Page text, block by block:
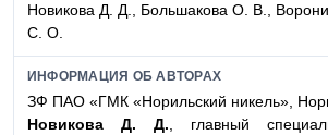
Новикова Д. Д., Большакова О. В.,
С. О.
ИНФОРМАЦИЯ ОБ АВТОРАХ
ЗФ ПАО «ГМК «Норильский никель»,
Новикова Д. Д., главный